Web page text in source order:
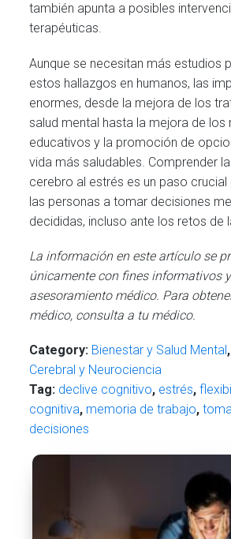
también apunta a posibles
terapéuticas.
Aunque se necesitan más estudios
estos hallazgos en humanos, las
enormes, desde la mejora de los
salud mental hasta la mejora de los
educativos y la promoción de
vida más saludables. Comprender
cerebro al estrés es un paso crucial
las personas a tomar decisiones
decididas, incluso ante los retos de
La información en este artículo se
únicamente con fines informativos
asesoramiento médico. Para
médico, consulta a tu médico.
Category: Bienestar y Salud Mental,
Cerebral y Neurociencia
Tag: declive cognitivo, estrés,
cognitiva, memoria de trabajo,
decisiones